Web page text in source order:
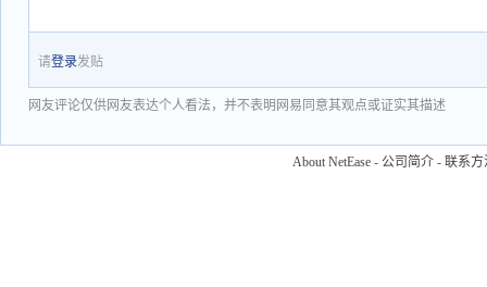
请登录发贴
网友评论仅供网友表达个人看法，并不表明网易同意其观点或证实其描述
About NetEase - 公司简介 - 联系方